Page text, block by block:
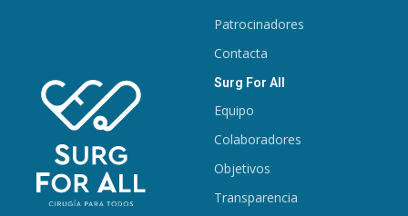
Patrocinadores
Contacta
Surg For All
Equipo
Colaboradores
Objetivos
Transparencia